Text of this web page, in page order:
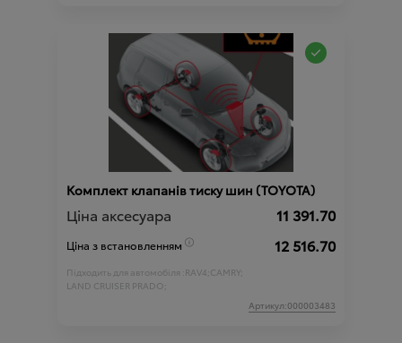
Комплект клапанів тиску шин (TOYOTA)
Ціна аксесуара 11 391.70
Ціна з встановленням 12 516.70
Підходить для автомобіля :RAV4;CAMRY;
LAND CRUISER PRADO;
Артикул:000003483